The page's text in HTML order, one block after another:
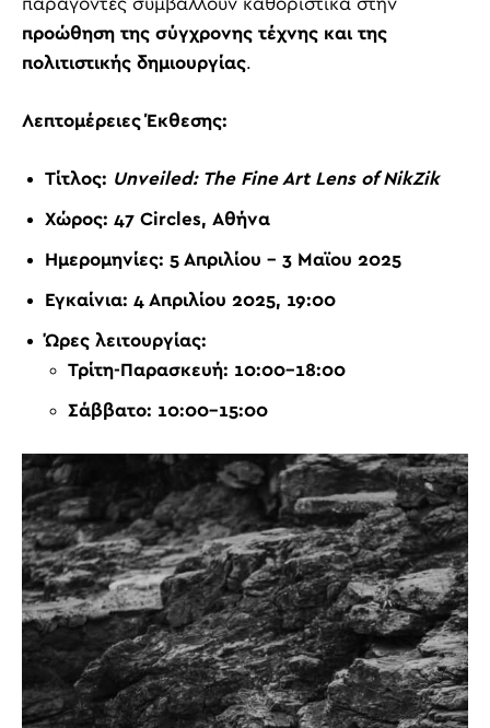
παράγοντες συμβάλλουν καθοριστικά στην
προώθηση της σύγχρονης τέχνης και της
πολιτιστικής δημιουργίας.
Λεπτομέρειες Έκθεσης:
Τίτλος: Unveiled: The Fine Art Lens of NikZik
Χώρος: 47 Circles, Αθήνα
Ημερομηνίες: 5 Απριλίου – 3 Μαϊου 2025
Εγκαίνια: 4 Απριλίου 2025, 19:00
Ώρες λειτουργίας:
Τρίτη-Παρασκευή: 10:00-18:00
Σάββατο: 10:00-15:00